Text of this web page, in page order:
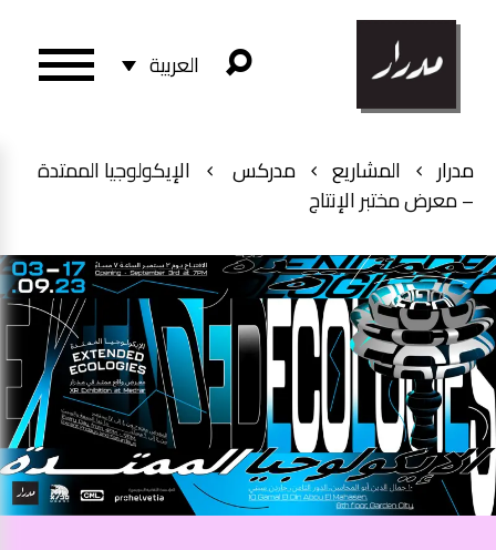
العربية
مدرار المشاريع مدركس
الإيكولوجيا الممتدة
– معرض مختبر الإنتاج